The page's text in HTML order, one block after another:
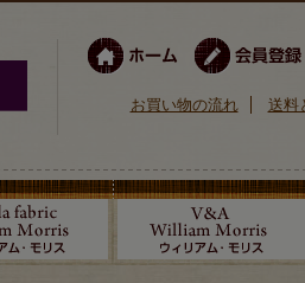
お買い物の流れ 送料